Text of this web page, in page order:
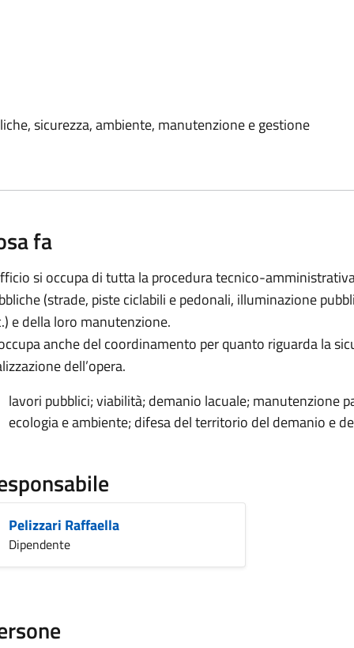
sicurezza, ambiente, manutenzione e gestione
fa
si occupa di tutta la procedura tecnico-
(strade, piste ciclabili e pedonali, illuminazione
e della loro manutenzione.
anche del coordinamento per quanto riguarda la
dell’opera.
lavori pubblici; viabilità; demanio lacuale; manutenzione
ecologia e ambiente; difesa del territorio del demanio e
Pelizzari Raffaella
Dipendente